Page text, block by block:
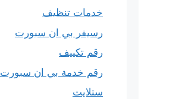
خدمات تنظيف
رسيفر بي ان سبورت
رقم تكييف
رقم خدمة بي ان سبورت
ستلايت